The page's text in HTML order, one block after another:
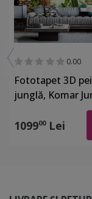
0.00
Fototapet 3D
junglă, Komar
View Bricklane
exotic cu
luxuriantă și
109900Lei